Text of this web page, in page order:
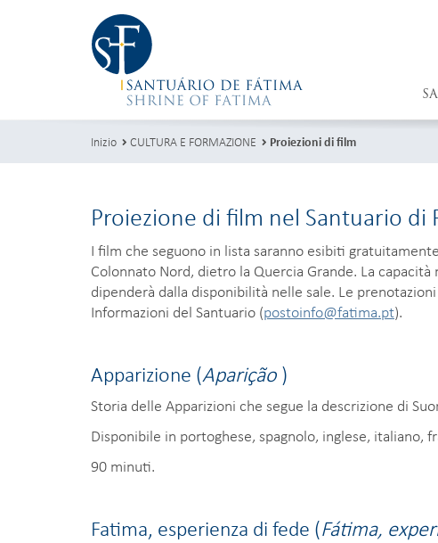
Inizio CULTURA E FORMAZIONE Proiezioni di film
Proiezione di film nel Santuario di
I film che seguono in lista saranno esibiti
Colonnato Nord, dietro la Quercia Grande. La
dipenderà dalla disponibilità nelle sale. Le
Informazioni del Santuario (postoinfo@fatima.pt).
Apparizione (Aparição)
Storia delle Apparizioni che segue la descrizione di
Disponibile in portoghese, spagnolo, inglese, italiano,
90 minuti.
Fatima, esperienza di fede (Fátima,